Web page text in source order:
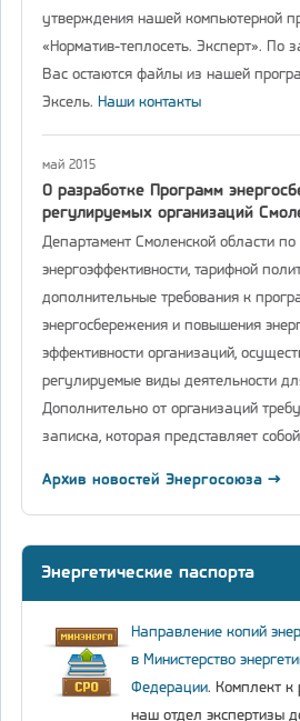
утверждения нашей компьютерной
«Норматив-теплосеть. Эксперт». По
Вас остаются файлы из нашей
Эксель. Наши контакты
май 2015
О разработке Программ
регулируемых организаций
Департамент Смоленской области по
энергоэффективности, тарифной
дополнительные требования к
энергосбережения и повышения
эффективности организаций,
регулируемые виды деятельности
Дополнительно от организаций
записка, которая представляет
Архив новостей Энергосоюза →
Энергетические паспорта
Направление копий
в Министерство
Федерации. Комплект к
наш отдел экспертизы